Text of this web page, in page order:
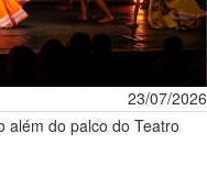
23/07/2026
além do palco do Teatro